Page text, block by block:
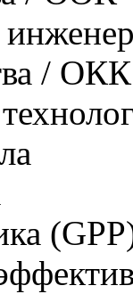
/ ОКК